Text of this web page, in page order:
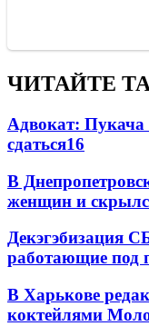
ЧИТАЙТЕ
Адвокат: Пукача
сдаться16
В
женщин и
Декэгэбизация
работающие под
В Харькове
коктейлями